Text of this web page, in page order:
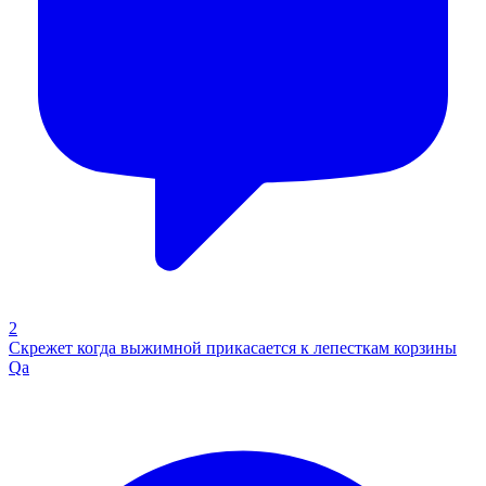
2
Скрежет когда выжимной прикасается к лепесткам корзины
Qa